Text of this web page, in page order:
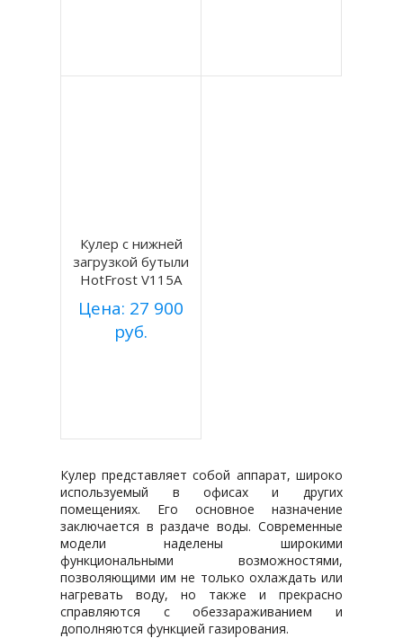
Кулер с нижней
загрузкой бутыли
HotFrost V115A
Цена: 27 900
руб.
Кулер представляет собой аппарат, широко
используемый в офисах и других
помещениях. Его основное назначение
заключается в раздаче воды. Современные
модели наделены широкими
функциональными возможностями,
позволяющими им не только охлаждать или
нагревать воду, но также и прекрасно
справляются с обеззараживанием и
дополняются функцией газирования.